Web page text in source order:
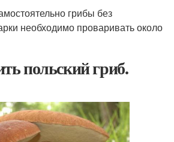
грибы без
необходимо проваривать около
польский гриб.